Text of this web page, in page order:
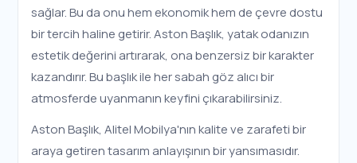
sağlar. Bu da onu hem ekonomik hem de çevre dostu
bir tercih haline getirir. Aston Başlık, yatak odanızın
estetik değerini artırarak, ona benzersiz bir karakter
kazandırır. Bu başlık ile her sabah göz alıcı bir
atmosferde uyanmanın keyfini çıkarabilirsiniz.
Aston Başlık, Alitel Mobilya'nın kalite ve zarafeti bir
araya getiren tasarım anlayışının bir yansımasıdır.